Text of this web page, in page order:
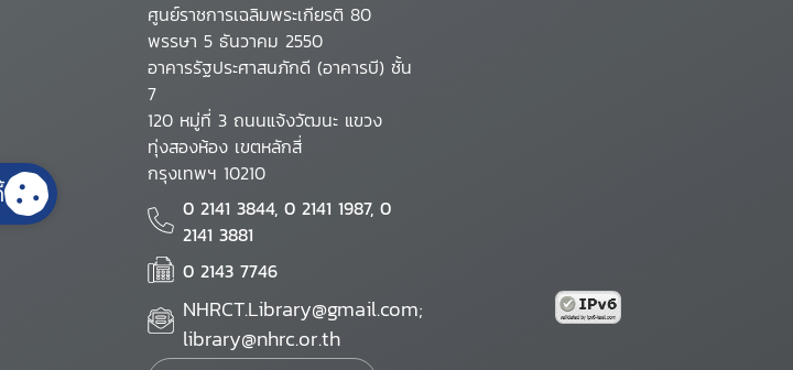
ศูนย์ราชการเฉลิมพระเกียรติ 80
พรรษา 5 ธันวาคม 2550
อาคารรัฐประศาสนภักดี (อาคารบี) ชั้น
7
120 หมู่ที่ 3 ถนนแจ้งวัฒนะ แขวง
ทุ่งสองห้อง เขตหลักสี่
กรุงเทพฯ 10210
0 2141 3844, 0 2141 1987, 0
2141 3881
0 2143 7746
NHRCT.Library@gmail.com;
library@nhrc.or.th